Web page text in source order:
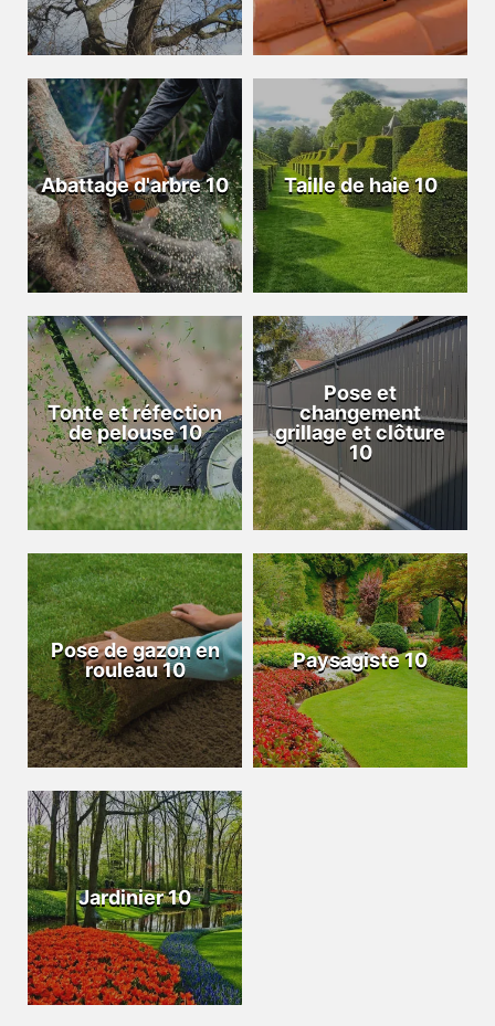
Abattage d'arbre 10 Taille de haie 10
Tonte et réfection
de pelouse 10
Pose et
changement
grillage et clôture
10
Pose de gazon en
rouleau 10
Paysagiste 10
Jardinier 10